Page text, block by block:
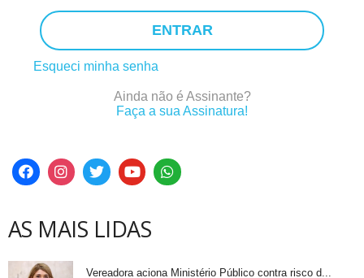
ENTRAR
Esqueci minha senha
Ainda não é Assinante?
Faça a sua Assinatura!
AS MAIS LIDAS
Vereadora aciona Ministério Público contra risco d...